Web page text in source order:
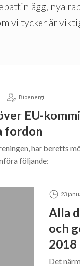
nya
vi tycker är
Bioenergi
EU-
fordon
har beretts
följande:
23
Alla
och
2018
Det